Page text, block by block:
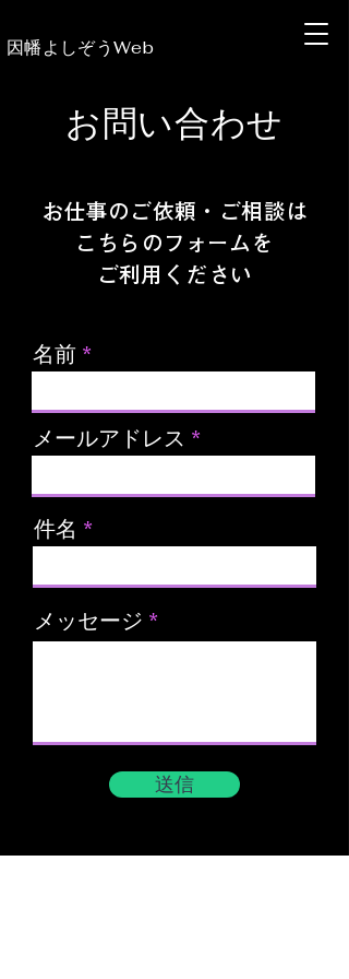
​因幡よしぞうWeb
お問い合わせ
お仕事のご依頼・ご相談は
こちらのフォームを
ご利用ください
名前
メールアドレス
件名
メッセージ
送信